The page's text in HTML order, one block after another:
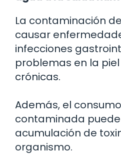
La contaminación
causar
infecciones
problemas en la
crónicas.
Además, el
contaminada
acumulación de
organismo.